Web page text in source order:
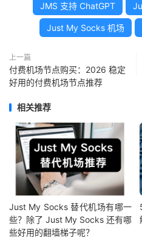
JMS 支持 ChatGPT
Just My Socks 机场
上一篇
付费机场节点购买：2026 稳定
好用的付费机场节点推荐
相关推荐
Just My Socks 替代机场有哪一
些？除了 Just My Socks 还有哪
些好用的翻墙梯子呢？